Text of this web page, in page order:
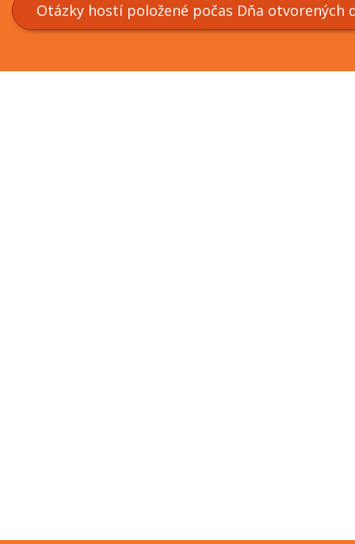
Otázky hostí položené počas Dňa otvorených